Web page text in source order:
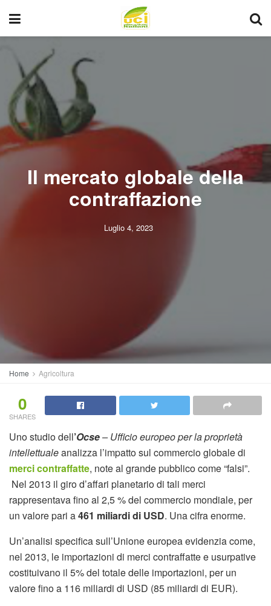
Il mercato globale della
contraffazione
Luglio 4, 2023
Home Agricoltura
0
SHARES
Uno studio dell’Ocse– Ufficio europeo per la proprietà
intellettualeanalizza l’impatto sul commercio globale di
merci contraffatte, note al grande pubblico come “falsi”.
Nel 2013 il giro d’affari planetario di tali merci
rappresentava fino al 2,5 % del commercio mondiale, per
un valore pari a461 miliardi di USD. Una cifra enorme.
Un’analisi specifica sull’Unione europea evidenzia come,
nel 2013, le importazioni di merci contraffatte e usurpative
costituivano il 5% del totale delle importazioni, per un
valore fino a 116 miliardi di USD (85 miliardi di EUR).